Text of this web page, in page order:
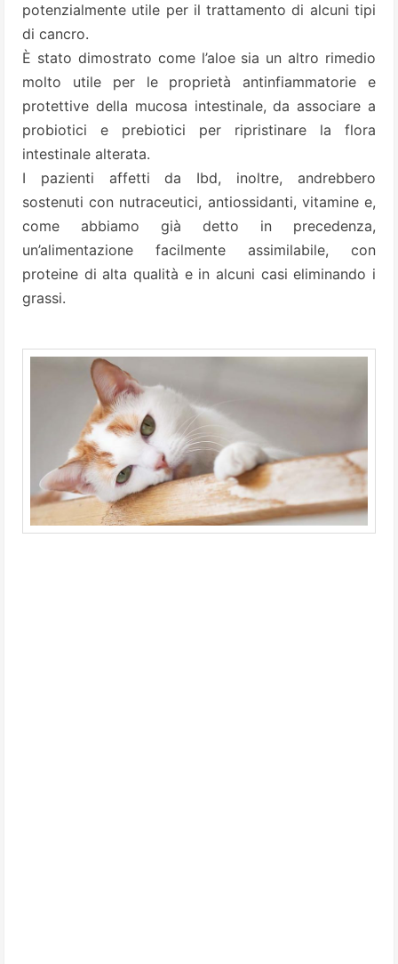
potenzialmente utile per il trattamento di alcuni tipi
di cancro.
È stato dimostrato come l’aloe sia un altro rimedio
molto utile per le proprietà antinfiammatorie e
protettive della mucosa intestinale, da associare a
probiotici e prebiotici per ripristinare la flora
intestinale alterata.
I pazienti affetti da Ibd, inoltre, andrebbero
sostenuti con nutraceutici, antiossidanti, vitamine e,
come abbiamo già detto in precedenza,
un’alimentazione facilmente assimilabile, con
proteine di alta qualità e in alcuni casi eliminando i
grassi.